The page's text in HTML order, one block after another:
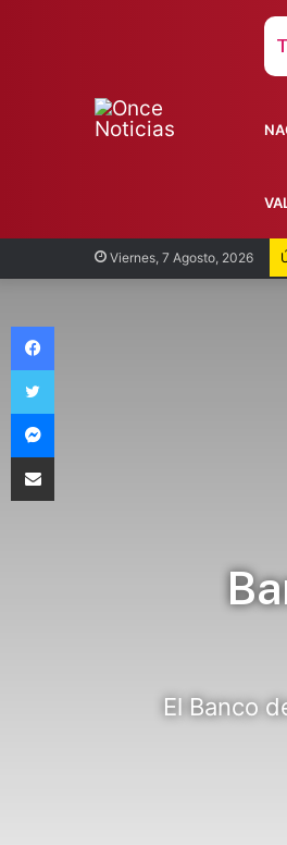
Viernes, 7 Agosto, 2026
El Banco
Facebook
Twitter
Messenger
Compartir vía Email